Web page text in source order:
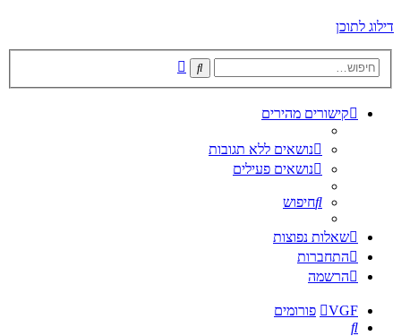
דילוג לתוכן
חיפוש
קישורים מהירים
נושאים ללא תגובות
נושאים פעילים
חיפוש
שאלות נפוצות
התחברות
הרשמה
VGF
פורומים
חיפוש